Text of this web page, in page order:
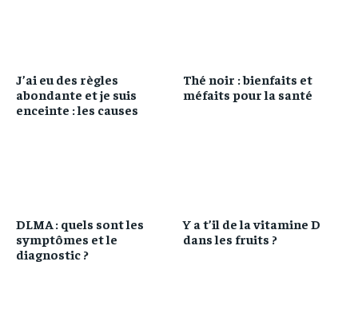
J’ai eu des règles
abondante et je suis
enceinte : les causes
Thé noir : bienfaits et
méfaits pour la santé
DLMA : quels sont les
symptômes et le
diagnostic ?
Y a t’il de la vitamine D
dans les fruits ?